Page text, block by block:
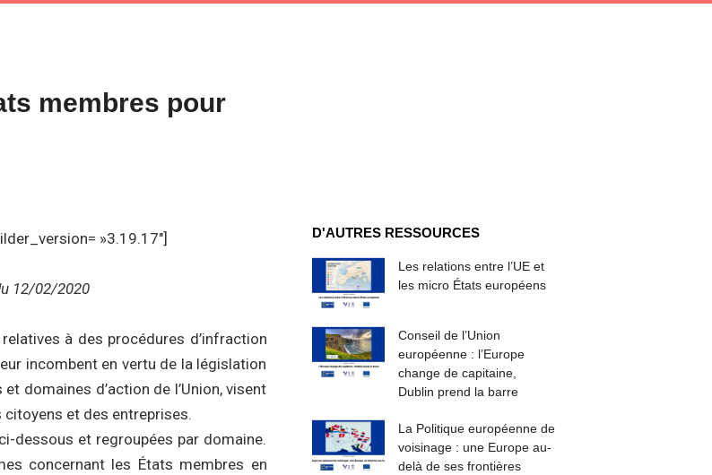
membres pour
»3.19.17″]
12/02/2020
à des procédures d’infraction
incombent en vertu de la législation
domaines d’action de l’Union, visent
citoyens et des entreprises.
dessous et regroupées par domaine.
concernant les États membres en
D'AUTRES RESSOURCES
Les relations entre l’UE et
les micro États européens
Conseil de l’Union
européenne : l’Europe
change de capitaine,
Dublin prend la barre
La Politique européenne de
voisinage : une Europe au-
delà de ses frontières